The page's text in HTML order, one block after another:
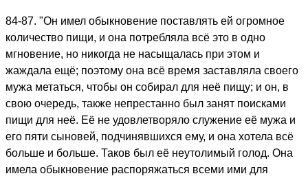
84-87. "Он имел обыкновение поставлять ей огромное
количество пищи, и она потребляла всё это в одно
мгновение, но никогда не насыщалась при этом и
жаждала ещё; поэтому она всё время заставляла своего
мужа метаться, чтобы он собирал для неё пищу; и он, в
свою очередь, также непрестанно был занят поисками
пищи для неё. Её не удовлетворяло служение её мужа и
его пяти сыновей, подчинявшихся ему, и она хотела всё
больше и больше. Таков был её неутолимый голод. Она
имела обыкновение распоряжаться всеми ими для